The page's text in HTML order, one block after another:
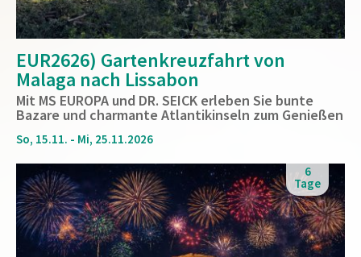
EUR2626) Gartenkreuzfahrt von
Malaga nach Lissabon
Mit MS EUROPA und DR. SEICK erleben Sie bunte
Bazare und charmante Atlantikinseln zum Genießen
So, 15.11. - Mi, 25.11.2026
6
Tage